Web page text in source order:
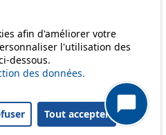
afin d'améliorer votre
l'utilisation des
dessous.
des données.
Tout accepter